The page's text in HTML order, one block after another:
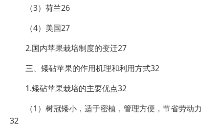
（3）荷兰26
（4）美国27
2.国内苹果栽培制度的变迁27
三、矮砧苹果的作用机理和利用方式32
1.矮砧苹果栽培的主要优点32
（1）树冠矮小，适于密植，管理方便，节省劳动力
32